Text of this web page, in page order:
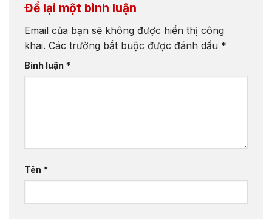
Để lại một bình luận
Email của bạn sẽ không được hiển thị công
khai. Các trường bắt buộc được đánh dấu *
Bình luận *
Tên *